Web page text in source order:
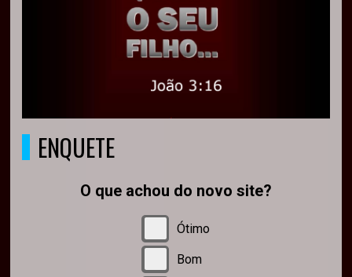
ENQUETE
O que achou do novo site?
Ótimo
Bom